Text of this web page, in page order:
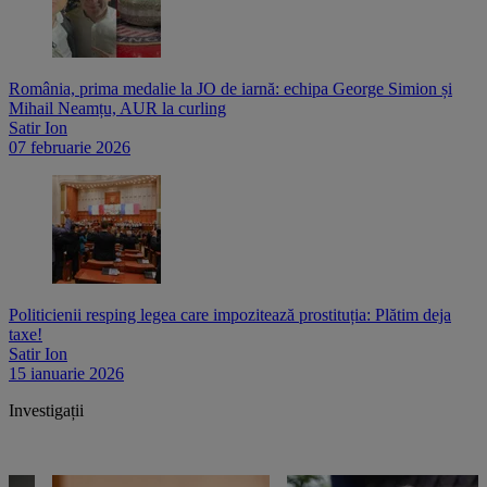
România, prima medalie la JO de iarnă: echipa George Simion și
Mihail Neamțu, AUR la curling
Satir Ion
07 februarie 2026
Politicienii resping legea care impozitează prostituția: Plătim deja
taxe!
Satir Ion
15 ianuarie 2026
Investigații